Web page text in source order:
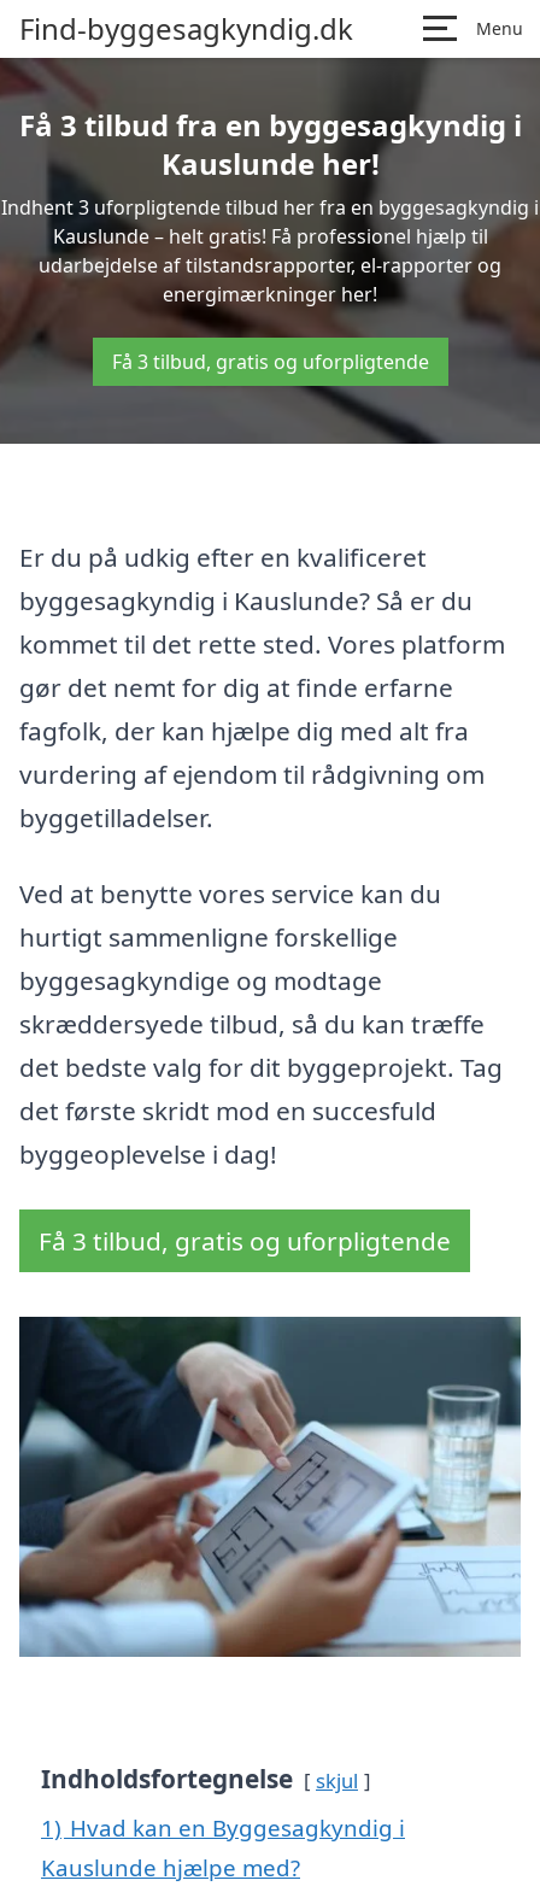
Find-byggesagkyndig.dk Menu
Få 3 tilbud fra en byggesagkyndig i
Kauslunde her!
Indhent 3 uforpligtende tilbud her fra en byggesagkyndig i
Kauslunde – helt gratis! Få professionel hjælp til
udarbejdelse af tilstandsrapporter, el-rapporter og
energimærkninger her!
Få 3 tilbud, gratis og uforpligtende
Er du på udkig efter en kvalificeret
byggesagkyndig i Kauslunde? Så er du
kommet til det rette sted. Vores platform
gør det nemt for dig at finde erfarne
fagfolk, der kan hjælpe dig med alt fra
vurdering af ejendom til rådgivning om
byggetilladelser.
Ved at benytte vores service kan du
hurtigt sammenligne forskellige
byggesagkyndige og modtage
skræddersyede tilbud, så du kan træffe
det bedste valg for dit byggeprojekt. Tag
det første skridt mod en succesfuld
byggeoplevelse i dag!
Få 3 tilbud, gratis og uforpligtende
Indholdsfortegnelse skjul
1) Hvad kan en Byggesagkyndig i
Kauslunde hjælpe med?